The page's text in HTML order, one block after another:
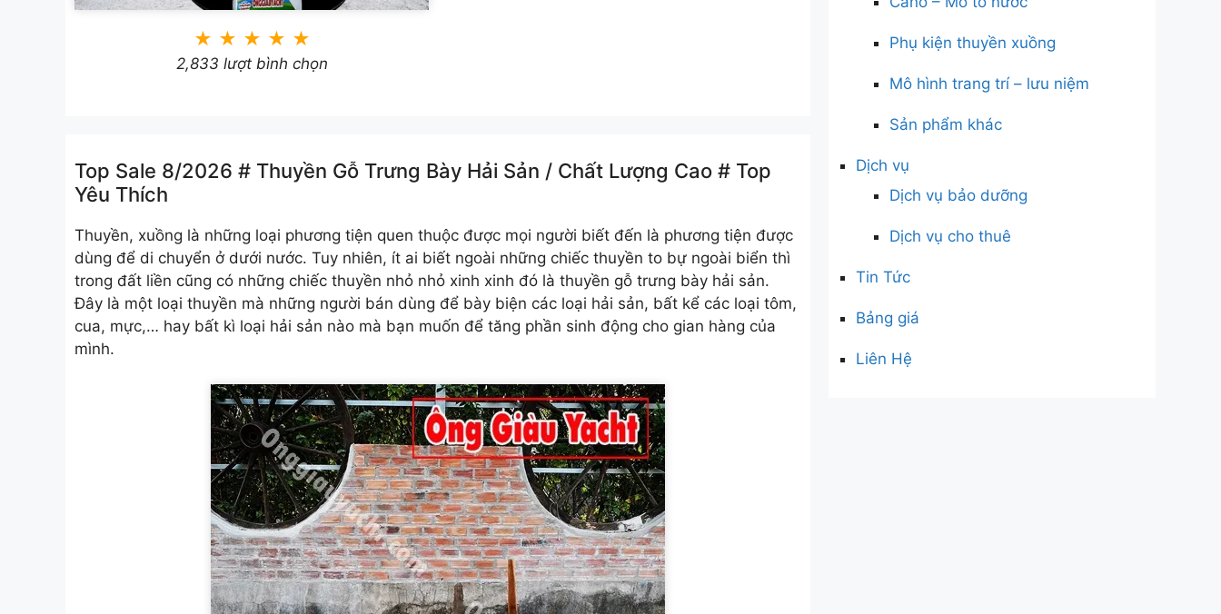
★ ★ ★ ★ ★
2,833 lượt bình chọn
Top Sale 8/2026 # Thuyền Gỗ Trưng Bày Hải Sản /️ Chất Lượng Cao # Top
Yêu Thích
Thuyền, xuồng là những loại phương tiện quen thuộc được mọi người biết đến là phương tiện được
dùng để di chuyển ở dưới nước. Tuy nhiên, ít ai biết ngoài những chiếc thuyền to bự ngoài biển thì
trong đất liền cũng có những chiếc thuyền nhỏ nhỏ xinh xinh đó là thuyền gỗ trưng bày hải sản.
Đây là một loại thuyền mà những người bán dùng để bày biện các loại hải sản, bất kể các loại tôm,
cua, mực,… hay bất kì loại hải sản nào mà bạn muốn để tăng phần sinh động cho gian hàng của
mình.
Phụ kiện thuyền xuồng
Mô hình trang trí – lưu niệm
Sản phẩm khác
Dịch vụ
Dịch vụ bảo dưỡng
Dịch vụ cho thuê
Tin Tức
Bảng giá
Liên Hệ